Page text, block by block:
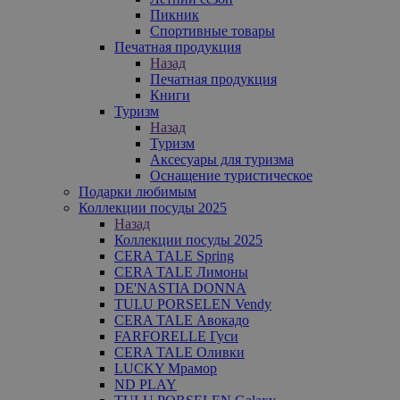
Пикник
Спортивные товары
Печатная продукция
Назад
Печатная продукция
Книги
Туризм
Назад
Туризм
Аксесуары для туризма
Оснащение туристическое
Подарки любимым
Коллекции посуды 2025
Назад
Коллекции посуды 2025
CERA TALE Spring
CERA TALE Лимоны
DE'NASTIA DONNA
TULU PORSELEN Vendy
CERA TALE Авокадо
FARFORELLE Гуси
CERA TALE Оливки
LUCKY Мрамор
ND PLAY